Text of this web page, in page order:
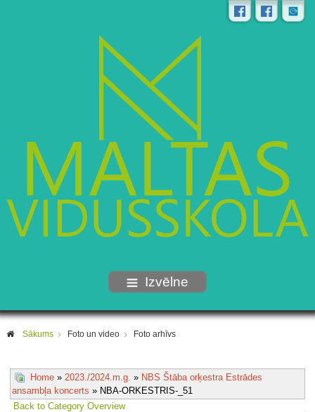
Izvēlne
Sākums Foto un video Foto arhīvs
Home» 2023./2024.m.g. » NBS Štāba orķestra Estrādes
ansambļa koncerts » NBA-ORKESTRIS-_51
Back to Category Overview